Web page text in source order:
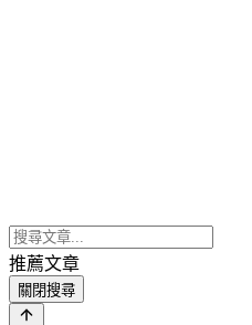
推薦文章
關閉搜尋